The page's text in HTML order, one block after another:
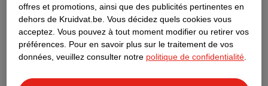
Découvrez dès maintenant l’impact
de marque Kruidvat préférés !
offres et promotions, ainsi que des publicités pertinentes en
dehors de Kruidvat.be. Vous décidez quels cookies vous
acceptez. Vous pouvez à tout moment modifier ou retirer vos
préférences. Pour en savoir plus sur le traitement de vos
données, veuillez consulter notre politique de confidentialité.